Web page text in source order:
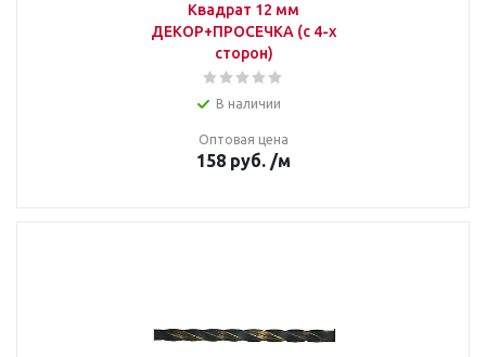
Квадрат 12 мм
ДЕКОР+ПРОСЕЧКА (с 4-х
сторон)
В наличии
Оптовая цена
158 руб. /м